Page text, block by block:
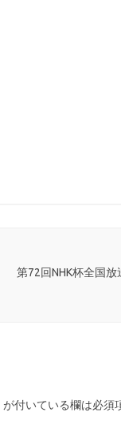
第72回NHK杯全国
が付いている欄は必須